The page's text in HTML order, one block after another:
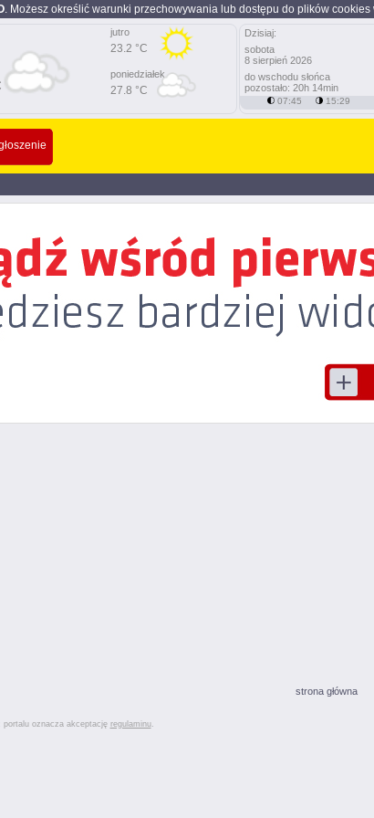
. Możesz określić warunki przechowywania lub dostępu do plików
jutro
23.2 °C
poniedziałek
27.8 °C
Dzisiaj:
sobota
8 sierpień 2026
do wschodu słońca
pozostało: 20h 14min
07:45 15:29
strona główna
portalu oznacza akceptację regulaminu.